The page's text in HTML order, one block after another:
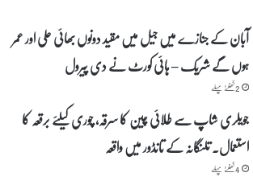
آبان کے جنازے میں جیل میں مقید دونوں بھائی علی اور عمر
ہوں گے شریک – ہائی کورٹ نے دی پیرول
2 گھنٹے پہلے
جویلری شاپ سے طلائی چین کا سرقہ، چوری کیلئے برقعہ کا
استعمال۔ تلنگانہ کے تانڈور میں واقعہ
4 گھنٹے پہلے